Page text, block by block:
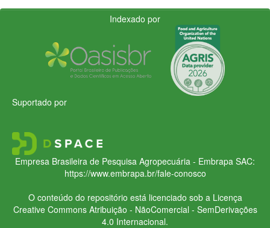
Indexado por
Suportado por
Empresa Brasileira de Pesquisa Agropecuária - Embrapa SAC:
https://www.embrapa.br/fale-conosco
O conteúdo do repositório está licenciado sob a Licença
Creative CommonsAtribuição - NãoComercial - SemDerivações
4.0 Internacional.